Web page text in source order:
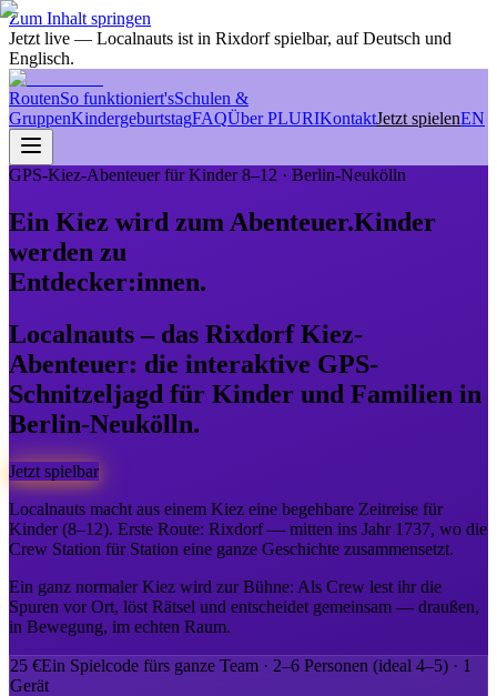
Zum Inhalt springen
Jetzt live — Localnauts ist in Rixdorf spielbar, auf Deutsch und
Englisch.
RoutenSo funktioniert'sSchulen &
GruppenKindergeburtstagFAQÜber PLURIKontaktJetzt spielenEN
GPS-Kiez-Abenteuer für Kinder 8–12 · Berlin-Neukölln
Ein Kiez wird zum Abenteuer.Kinder
werden zu
Entdecker:innen.
Localnauts – das Rixdorf Kiez-
Abenteuer: die interaktive GPS-
Schnitzeljagd für Kinder und Familien in
Berlin-Neukölln.
Jetzt spielbar
Localnauts macht aus einem Kiez eine begehbare Zeitreise für
Kinder (8–12). Erste Route: Rixdorf — mitten ins Jahr 1737, wo die
Crew Station für Station eine ganze Geschichte zusammensetzt.
Ein ganz normaler Kiez wird zur Bühne: Als Crew lest ihr die
Spuren vor Ort, löst Rätsel und entscheidet gemeinsam — draußen,
in Bewegung, im echten Raum.
25 €Ein Spielcode fürs ganze Team · 2–6 Personen (ideal 4–5) · 1
Gerät